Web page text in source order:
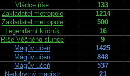
Vládce říše
133
Zakladatel metropole
1214
Zakladatel metropole
500
Legendární klíčník
16
Říše Věčného slunce
9
Mágův učeň
1425
Mágův učeň
848
Mágův učeň
537
Nedobytný magistr
21